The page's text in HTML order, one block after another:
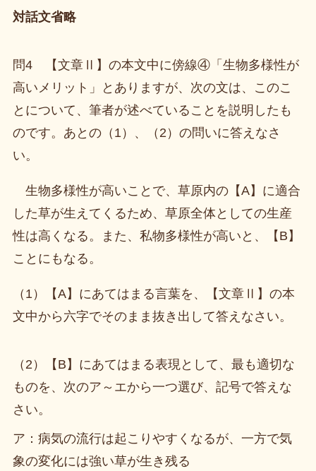
対話文省略
問4 【文章Ⅱ】の本文中に傍線④「生物多様性が
高いメリット」とありますが、次の文は、このこ
とについて、筆者が述べていることを説明したも
のです。あとの（1）、（2）の問いに答えなさ
い。
生物多様性が高いことで、草原内の【A】に適合
した草が生えてくるため、草原全体としての生産
性は高くなる。また、私物多様性が高いと、【B】
ことにもなる。
（1）【A】にあてはまる言葉を、【文章Ⅱ】の本
文中から六字でそのまま抜き出して答えなさい。
（2）【B】にあてはまる表現として、最も適切な
ものを、次のア～エから一つ選び、記号で答えな
さい。
ア：病気の流行は起こりやすくなるが、一方で気
象の変化には強い草が生き残る